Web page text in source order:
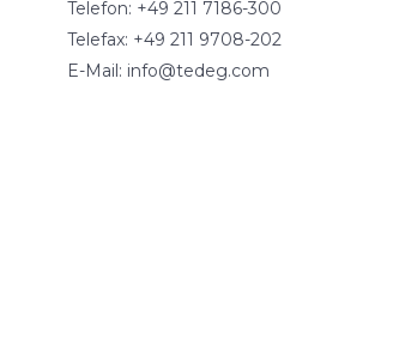
Telefon: +49 211 7186-300
Telefax: +49 211 9708-202
E-Mail: info@tedeg.com